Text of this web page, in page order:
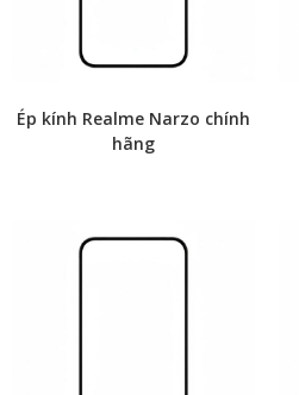
Ép kính Realme Narzo chính
hãng